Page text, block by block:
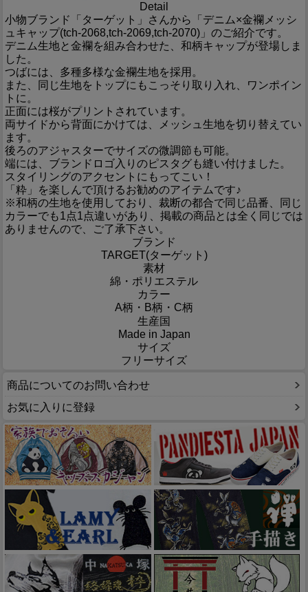
Detail
小物ブランド「ターゲット」さんから「デニム×金襴メッシ
ュキャップ(tch-2068,tch-2069,tch-2070)」のご紹介です。
デニム生地と金襴を組み合わせた、和柄キャップが登場しま
した。
つばには、多種多様な金襴生地を採用。
また、同じ生地をトップにもこっそり取り入れ、ワンポイン
トに。
正面には桜がプリントされています。
両サイドから背面にかけては、メッシュ生地を切り替えてい
ます。
後ろのアジャスターでサイズの微調節も可能。
端には、ブランドロゴ入りのピスタグも縫い付けました。
スタイリングのアクセントにもってこい！
「粋」を楽しんで頂けるお勧めのアイテムです♪
※和柄の生地を使用しており、裁断の都合で同じ品番、同じ
カラーでも1点1点違いがあり、掲載の商品とは全く同じでは
ありませんので、ご了承下さい。
ブランド
TARGET(ターゲット)
素材
綿・ポリエステル
カラー
A柄・B柄・C柄
生産国
Made in Japan
サイズ
フリーサイズ
商品についてのお問い合わせ
お気に入りに登録